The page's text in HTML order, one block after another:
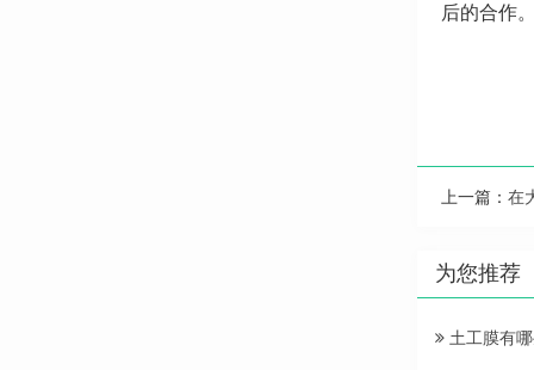
后的合作
上一篇： 在
为您推荐
土工膜有